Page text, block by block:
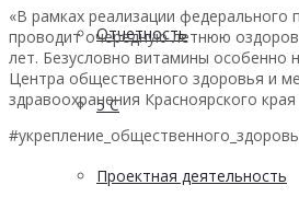
Отчетность
5 С
Проектная деятельность
«В рамках реализации
проводит очередную летнюю
лет. Безусловно витамины особенно
Центра общественного здоровья и
здравоохранения Красноярского